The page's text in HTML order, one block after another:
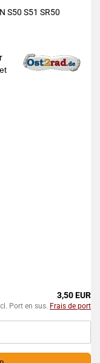
S50 S51 SR50
3,50 EUR
Port en sus. Frais de port